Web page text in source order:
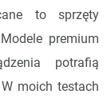
to sprzęty
premium
potrafią
moich testach